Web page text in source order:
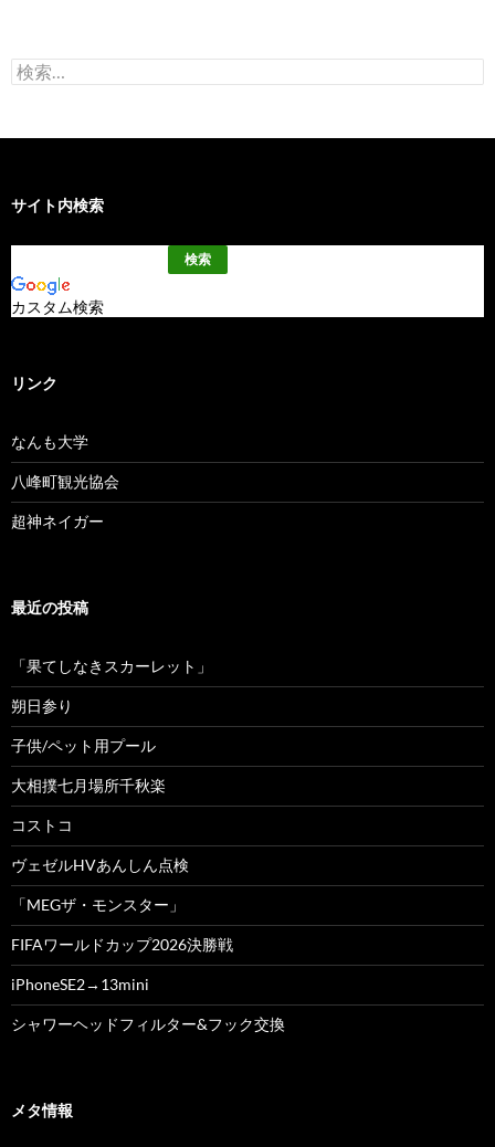
検
索:
サイト内検索
カスタム検索
リンク
なんも大学
八峰町観光協会
超神ネイガー
最近の投稿
「果てしなきスカーレット」
朔日参り
子供/ペット用プール
大相撲七月場所千秋楽
コストコ
ヴェゼルHVあんしん点検
「MEGザ・モンスター」
FIFAワールドカップ2026決勝戦
iPhoneSE2→13mini
シャワーヘッドフィルター&フック交換
メタ情報